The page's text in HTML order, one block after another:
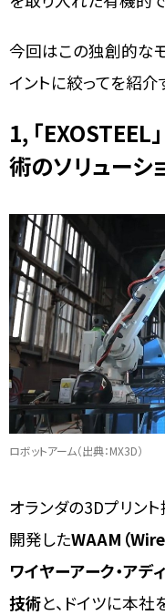
今回はこの独創的な
イントに絞ってを紹介
1, 「
術のソリューシ
ロボットアーム（出典：MX3D）
オランダの3Dプリン
開発したWAAM（
ワイヤーアーク・アデ
技術と、ドイツに本